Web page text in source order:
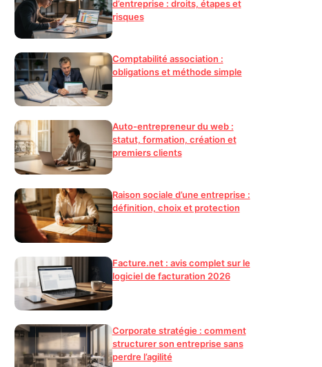
d’entreprise : droits, étapes et
risques
Comptabilité association :
obligations et méthode simple
Auto-entrepreneur du web :
statut, formation, création et
premiers clients
Raison sociale d’une entreprise :
définition, choix et protection
Facture.net : avis complet sur le
logiciel de facturation 2026
Corporate stratégie : comment
structurer son entreprise sans
perdre l’agilité